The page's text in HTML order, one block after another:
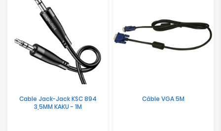
Cable Jack-Jack KSC 894
3,5MM KAKU - 1M
Câble VGA 5M